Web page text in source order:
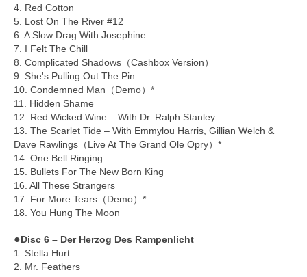
4. Red Cotton
5. Lost On The River #12
6. A Slow Drag With Josephine
7. I Felt The Chill
8. Complicated Shadows（Cashbox Version）
9. She's Pulling Out The Pin
10. Condemned Man（Demo）*
11. Hidden Shame
12. Red Wicked Wine – With Dr. Ralph Stanley
13. The Scarlet Tide – With Emmylou Harris, Gillian Welch &
Dave Rawlings（Live At The Grand Ole Opry）*
14. One Bell Ringing
15. Bullets For The New Born King
16. All These Strangers
17. For More Tears（Demo）*
18. You Hung The Moon
●Disc 6 – Der Herzog Des Rampenlicht
1. Stella Hurt
2. Mr. Feathers